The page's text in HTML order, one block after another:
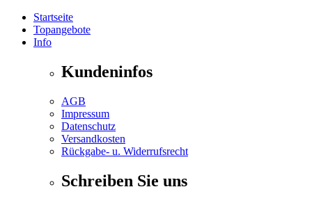
Startseite
Topangebote
Info
Kundeninfos
AGB
Impressum
Datenschutz
Versandkosten
Rückgabe- u. Widerrufsrecht
Schreiben Sie uns